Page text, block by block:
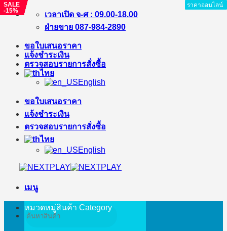
ข้าม
เนื้อหา
เวลาเปิด จ-ศ : 09.00-18.00
ฝ่ายขาย 087-984-2890
ขอใบเสนอราคา
แจ้งชำระเงิน
ตรวจสอบรายการสั่งซื้อ
ไทย
English
ขอใบเสนอราคา
แจ้งชำระเงิน
ตรวจสอบรายการสั่งซื้อ
ไทย
English
เมนู
ค้นหา:
หมวดหมู่สินค้า Category
ราคาออนไลน์
ราคาออนไลน์
SALE
-5%
ราคาออนไลน์
ราคาออนไลน์
SALE
-15%
ราคาออนไลน์
ราคาออนไลน์
SALE
-3%
ราคาออนไลน์
ราคาออนไลน์
SALE
-15%
ราคาออนไลน์